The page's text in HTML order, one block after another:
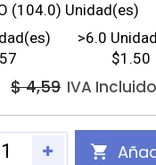
(104.0) Unidad(es)
>6.0
$1.50
$4,59 IVA Incluido